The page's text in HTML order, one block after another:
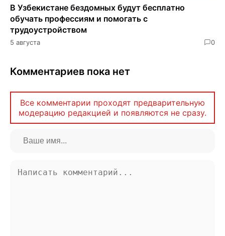
В Узбекистане бездомных будут бесплатно
обучать профессиям и помогать с
трудоустройством
5 августа 0
Комментариев пока нет
Все комментарии проходят предварительную
модерацию редакцией и появляются не сразу.